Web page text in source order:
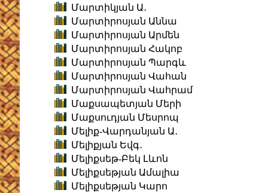
Մարտիկյան Ա․
Մարտիրոսյան Աննա
Մարտիրոսյան Արմեն
Մարտիրոսյան Հակոբ
Մարտիրոսյան Պարգև
Մարտիրոսյան Վահան
Մարտիրոսյան Վահրամ
Մաքսապետյան Մերի
Մաքսուդյան Մեսրոպ
Մելիք-Վարդանյան Ա․
Մելիքյան Եվգ․
Մելիքսեթ-Բեկ Լևոն
Մելիքսեթյան Ամալիա
Մելիքսեթյան Կարո